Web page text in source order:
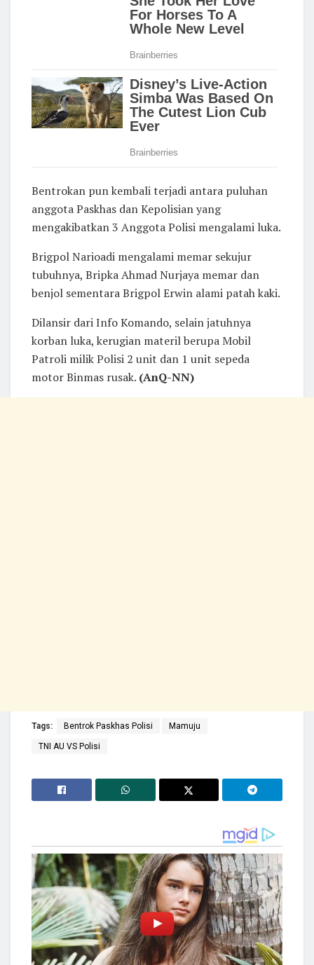
Bentrokan pun kembali terjadi antara puluhan
anggota Paskhas dan Kepolisian yang
mengakibatkan 3 Anggota Polisi mengalami luka.
Brigpol Narioadi mengalami memar sekujur
tubuhnya, Bripka Ahmad Nurjaya memar dan
benjol sementara Brigpol Erwin alami patah kaki.
Dilansir dari Info Komando, selain jatuhnya
korban luka, kerugian materil berupa Mobil
Patroli milik Polisi 2 unit dan 1 unit sepeda
motor Binmas rusak. (AnQ-NN)
Tags: Bentrok Paskhas Polisi Mamuju
TNI AU VS Polisi